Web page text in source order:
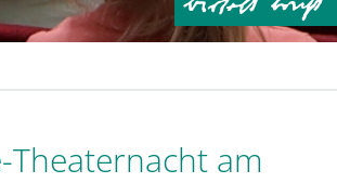
Theaternacht am